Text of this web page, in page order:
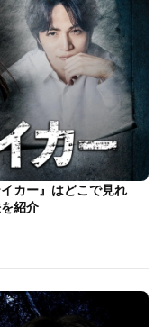
カー』はどこで見れ
紹介